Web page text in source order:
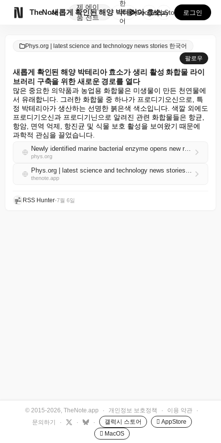
TheNote
제
품
에이
전트
새롭게 확인된 해양 박테리아 효소가 생리 활성 화합물 ...
한
국
어
GooglePlay
AppStore 로그인
Phys.org | latest science and technology news stories 한국어
팔로우
새롭게 확인된 해양 박테리아 효소가 생리 활성 화합물 라이
브러리 구축을 위한 새로운 경로를 열다
많은 중요한 의약품과 농업용 화합물은 미생물이 만든 천연물에
서 유래합니다. 그러한 화합물 중 하나가 프로디기오신으로, 특
정 박테리아가 생산하는 선명한 붉은색 색소입니다. 색깔 외에도
프로디기오신과 프로디기닌으로 알려진 관련 화합물들은 항균,
항암, 면역 억제, 항진균 및 식물 보호 활성을 보여왔기 때문에
과학적 관심을 끌었습니다.
Newly identified marine bacterial enzyme opens new route to building bioactive compound libraries
phys.org
Phys.org | latest science and technology news stories 한국어 RSS
thenote.app
RSS Hunter•7월 6일
© 2015-2026, TheNote.app · 개인정보 보호정책 · 이용 약관
·
문의하기
· · · 갤럭시 스토어
 AppStore
 MacOS